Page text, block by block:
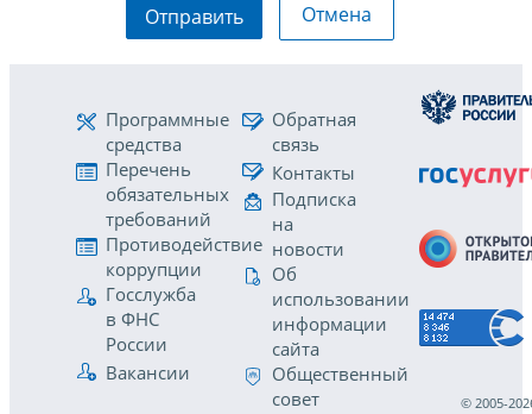
Отправить Отмена
Программные
средства
Перечень
обязательных
требований
Противодействие
коррупции
Госслужба
в ФНС
России
Вакансии
Обратная
связь
Контакты
Подписка
на
новости
Об
использовании
информации
сайта
Общественный
совет
© 2005-